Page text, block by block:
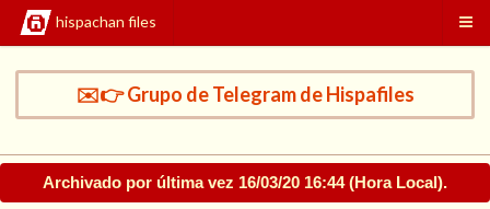
hispachan files
✉️👉 Grupo de Telegram de Hispafiles
Archivado por última vez 16/03/20 16:44(Hora Local).